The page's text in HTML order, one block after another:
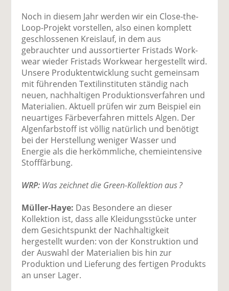
Noch in diesem Jahr werden wir ein Close-the-
Loop-Projekt vorstellen, also einen komplett
geschlossenen Kreislauf, in dem aus
gebrauchter und aussortierter Fristads Work­
wear wieder Fristads Workwear hergestellt wird.
Unsere Produktentwicklung sucht gemeinsam
mit führenden Textilinstituten ständig nach
neuen, nachhaltigen Produktionsverfahren und
Materialien. Aktuell prüfen wir zum Beispiel ein
neuartiges Färbeverfahren mittels Algen. Der
Algenfarbstoff ist völlig natürlich und benötigt
bei der Herstellung weniger Wasser und
Energie als die herkömmliche, chemieintensive
Stofffärbung.
WRP: Was zeichnet die Green-Kollektion aus ?
Müller-Haye: Das Besondere an dieser
Kollektion ist, dass alle Kleidungsstücke unter
dem Gesichtspunkt der Nachhaltigkeit
hergestellt wurden: von der Konstruktion und
der Auswahl der Materialien bis hin zur
Produktion und Lieferung des fertigen Produkts
an unser Lager.